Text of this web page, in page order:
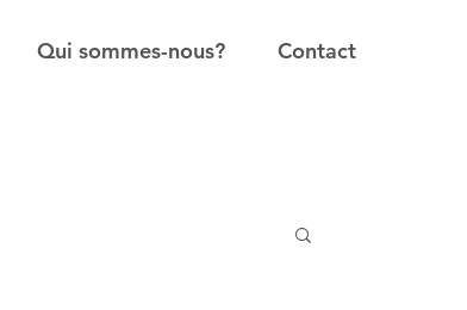
Qui sommes-nous? Contact